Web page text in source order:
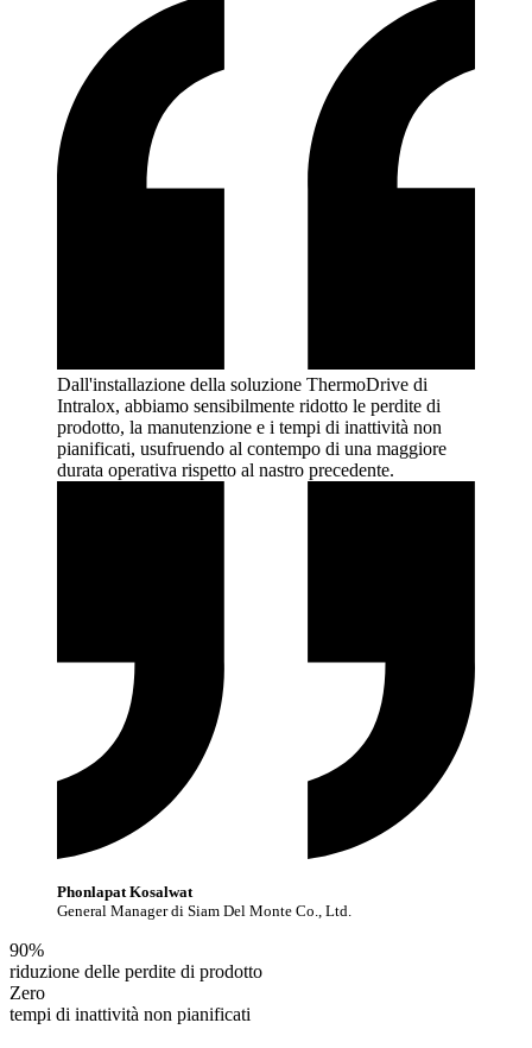
Dall'installazione della soluzione ThermoDrive di
Intralox, abbiamo sensibilmente ridotto le perdite di
prodotto, la manutenzione e i tempi di inattività non
pianificati, usufruendo al contempo di una maggiore
durata operativa rispetto al nastro precedente.
Phonlapat Kosalwat
General Manager di Siam Del Monte Co., Ltd.
90%
riduzione delle perdite di prodotto
Zero
tempi di inattività non pianificati